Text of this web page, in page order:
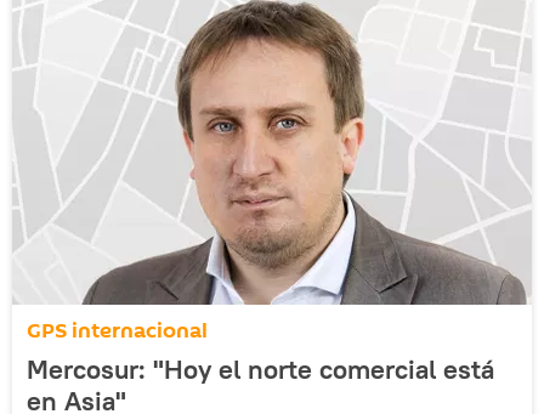
GPS internacional
Mercosur: "Hoy el norte comercial está
en Asia"